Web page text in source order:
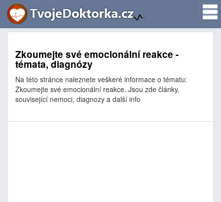
Zkoumejte své emocionální reakce -
témata, diagnózy
Na této stránce naleznete veškeré informace o tématu:
Zkoumejte své emocionální reakce. Jsou zde články,
související nemoci, diagnozy a další info